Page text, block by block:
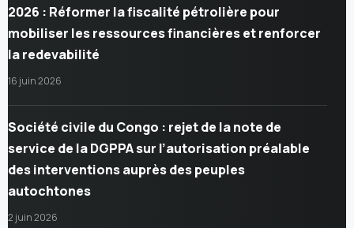
2026 : Réformer la fiscalité pétrolière pour
mobiliser les ressources financières et renforcer
la redevabilité
16 juin 2026
Société civile du Congo : rejet de la note de
service de la DGPPA sur l’autorisation préalable
des interventions auprès des peuples
autochtones
2 juin 2026